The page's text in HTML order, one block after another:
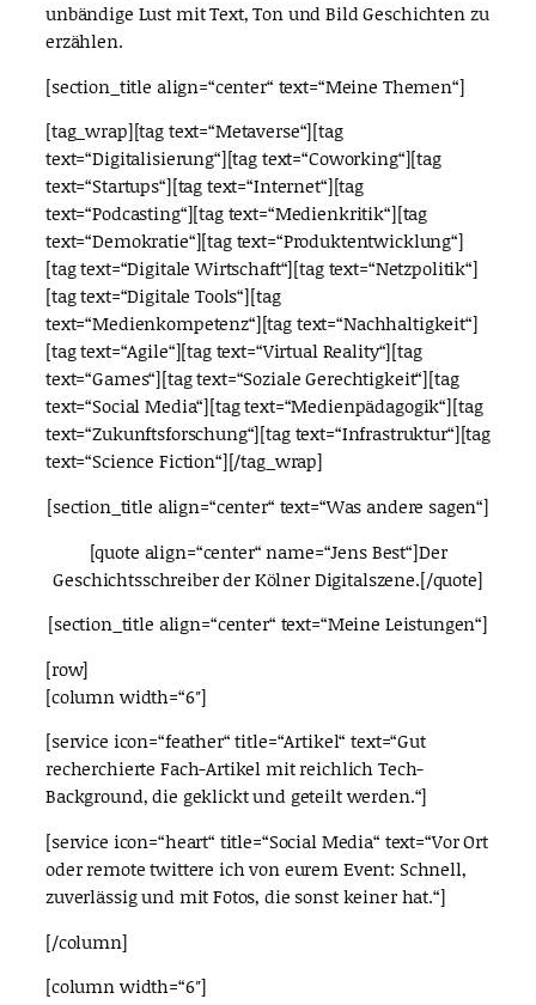
unbändige Lust mit Text, Ton und Bild Geschichten zu
erzählen.
[section_title align=“center“ text=“Meine Themen“]
[tag_wrap][tag text=“Metaverse“][tag
text=“Digitalisierung“][tag text=“Coworking“][tag
text=“Startups“][tag text=“Internet“][tag
text=“Podcasting“][tag text=“Medienkritik“][tag
text=“Demokratie“][tag text=“Produktentwicklung“]
[tag text=“Digitale Wirtschaft“][tag text=“Netzpolitik“]
[tag text=“Digitale Tools“][tag
text=“Medienkompetenz“][tag text=“Nachhaltigkeit“]
[tag text=“Agile“][tag text=“Virtual Reality“][tag
text=“Games“][tag text=“Soziale Gerechtigkeit“][tag
text=“Social Media“][tag text=“Medienpädagogik“][tag
text=“Zukunftsforschung“][tag text=“Infrastruktur“][tag
text=“Science Fiction“][/tag_wrap]
[section_title align=“center“ text=“Was andere sagen“]
[quote align=“center“ name=“Jens Best“]Der
Geschichtsschreiber der Kölner Digitalszene.[/quote]
[section_title align=“center“ text=“Meine Leistungen“]
[row]
[column width=“6″]
[service icon=“feather“ title=“Artikel“ text=“Gut
recherchierte Fach-Artikel mit reichlich Tech-
Background, die geklickt und geteilt werden.“]
[service icon=“heart“ title=“Social Media“ text=“Vor Ort
oder remote twittere ich von eurem Event: Schnell,
zuverlässig und mit Fotos, die sonst keiner hat.“]
[/column]
[column width=“6″]